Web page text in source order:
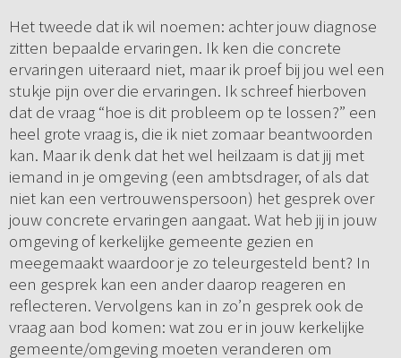
Het tweede dat ik wil noemen: achter jouw diagnose
zitten bepaalde ervaringen. Ik ken die concrete
ervaringen uiteraard niet, maar ik proef bij jou wel een
stukje pijn over die ervaringen. Ik schreef hierboven
dat de vraag “hoe is dit probleem op te lossen?” een
heel grote vraag is, die ik niet zomaar beantwoorden
kan. Maar ik denk dat het wel heilzaam is dat jij met
iemand in je omgeving (een ambtsdrager, of als dat
niet kan een vertrouwenspersoon) het gesprek over
jouw concrete ervaringen aangaat. Wat heb jij in jouw
omgeving of kerkelijke gemeente gezien en
meegemaakt waardoor je zo teleurgesteld bent? In
een gesprek kan een ander daarop reageren en
reflecteren. Vervolgens kan in zo’n gesprek ook de
vraag aan bod komen: wat zou er in jouw kerkelijke
gemeente/omgeving moeten veranderen om